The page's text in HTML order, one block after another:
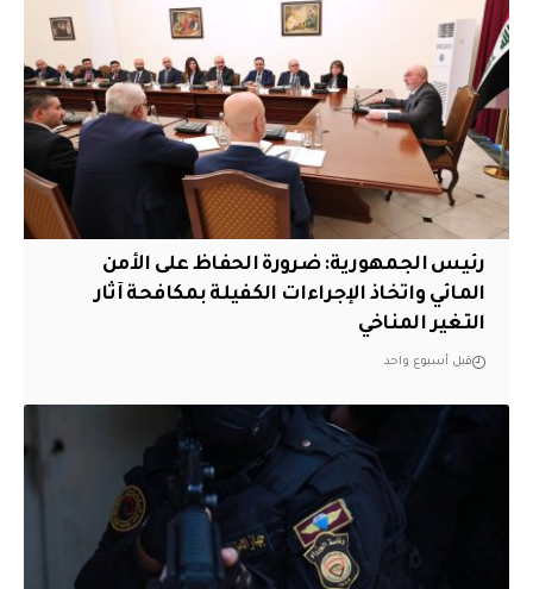
رئيس الجمهورية: ضرورة الحفاظ على الأمن
المائي واتخاذ الإجراءات الكفيلة بمكافحة آثار
التغير المناخي
قبل أسبوع واحد